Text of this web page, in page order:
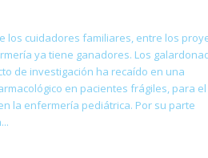
los cuidadores familiares, entre los
ya tiene ganadores. Los
de investigación ha recaído en una
en pacientes frágiles, para el
la enfermería pediátrica. Por su parte